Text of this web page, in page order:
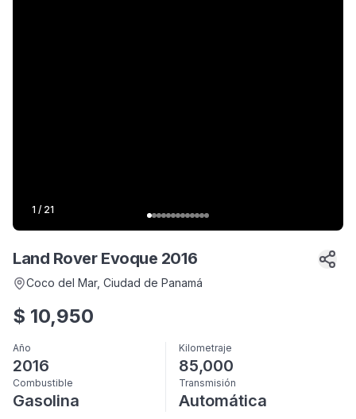
1 / 21
Land Rover Evoque 2016
Coco del Mar, Ciudad de Panamá
$ 10,950
Año
2016
Kilometraje
85,000
Combustible
Gasolina
Transmisión
Automática